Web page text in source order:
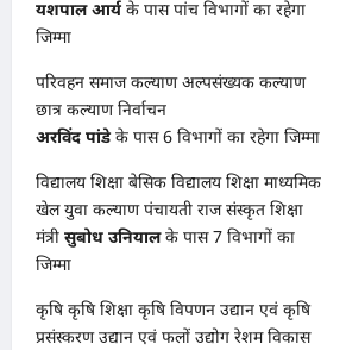
यशपाल आर्य के पास पांच विभागों का रहेगा
जिम्मा
परिवहन समाज कल्याण अल्पसंख्यक कल्याण
छात्र कल्याण निर्वाचन
अरविंद पांडेके पास 6 विभागों का रहेगा जिम्मा
विद्यालय शिक्षा बेसिक विद्यालय शिक्षा माध्यमिक
खेल युवा कल्याण पंचायती राज संस्कृत शिक्षा
मंत्री सुबोध उनियालके पास 7 विभागों का
जिम्मा
कृषि कृषि शिक्षा कृषि विपणन उद्यान एवं कृषि
प्रसंस्करण उद्यान एवं फलों उद्योग रेशम विकास